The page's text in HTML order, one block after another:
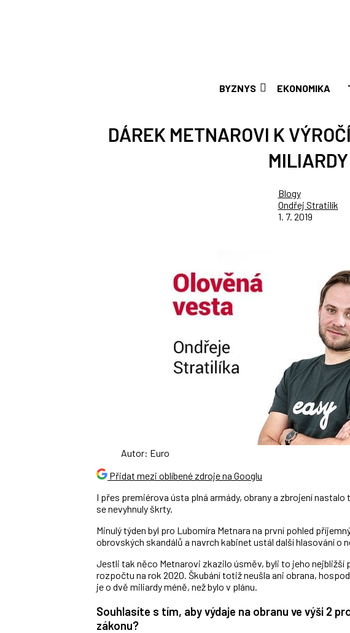
BYZNYS EKONOMIKA
DÁREK METNAROVI K
MILIARDY
Blogy
Ondřej Stratilík
1. 7. 2019
Autor: Euro
Přidat mezi oblíbené zdroje na Googlu
I přes premiérova ústa plná armády, obrany a zbrojení
se nevyhnuly škrty.
Minulý týden byl pro Lubomíra Metnara na první pohled
obrovských skandálů a navrch kabinet ustál další hlasování o
Jestli tak něco Metnarovi zkazilo úsměv, byli to jeho
rozpočtu na rok 2020. Škubání totiž neušla ani obrana,
je o dvě miliardy méně, než bylo v plánu.
Souhlasíte s tím, aby výdaje na obranu ve výši 2
zákonu?